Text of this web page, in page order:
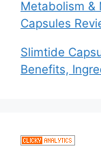
Metabolism &
Capsules
Slimtide
Benefits,